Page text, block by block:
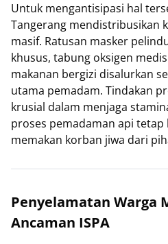
Untuk mengantisipasi hal
Tangerang mendistribusikan
masif. Ratusan masker
khusus, tabung oksigen
makanan bergizi disalurkan
utama pemadam. Tindakan
krusial dalam menjaga
proses pemadaman api
memakan korban jiwa dari
Penyelamatan Warga
Ancaman ISPA